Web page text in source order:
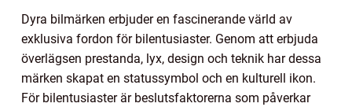
Dyra bilmärken erbjuder en fascinerande värld av
exklusiva fordon för bilentusiaster. Genom att erbjuda
överlägsen prestanda, lyx, design och teknik har dessa
märken skapat en statussymbol och en kulturell ikon.
För bilentusiaster är beslutsfaktorerna som påverkar